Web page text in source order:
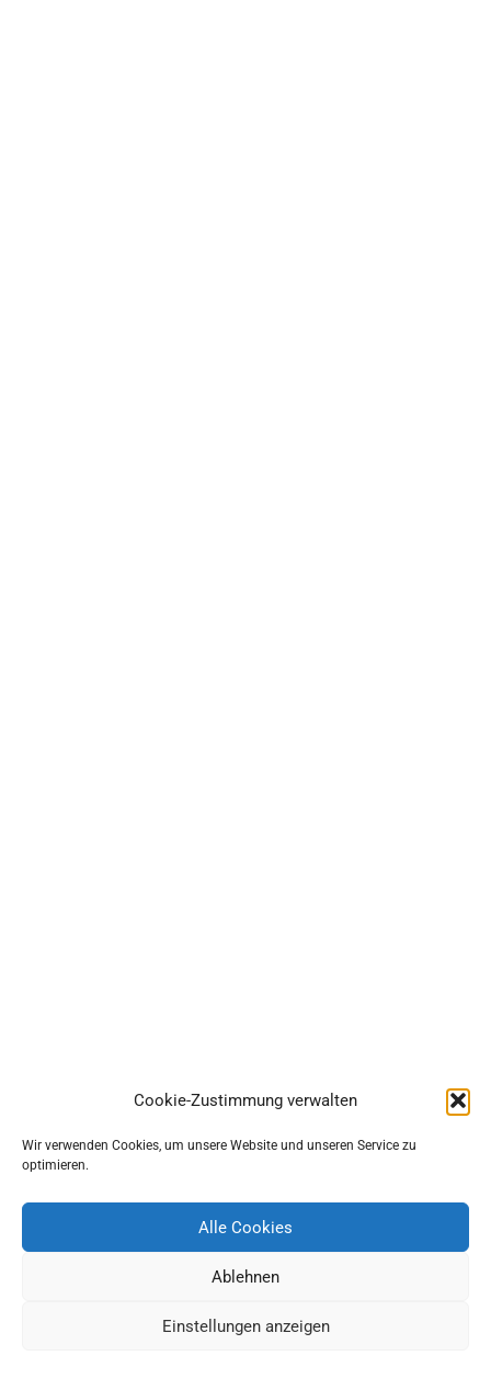
Cookie-Zustimmung verwalten
Wir verwenden Cookies, um unsere Website und unseren Service zu
optimieren.
Alle Cookies
Ablehnen
Einstellungen anzeigen